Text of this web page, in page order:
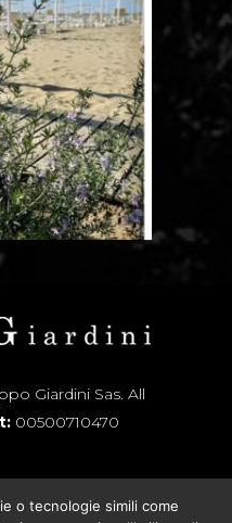
Giardini Sas. All
00500710470
o tecnologie simili come